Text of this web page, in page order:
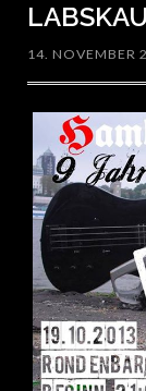
14. NOVEMBER